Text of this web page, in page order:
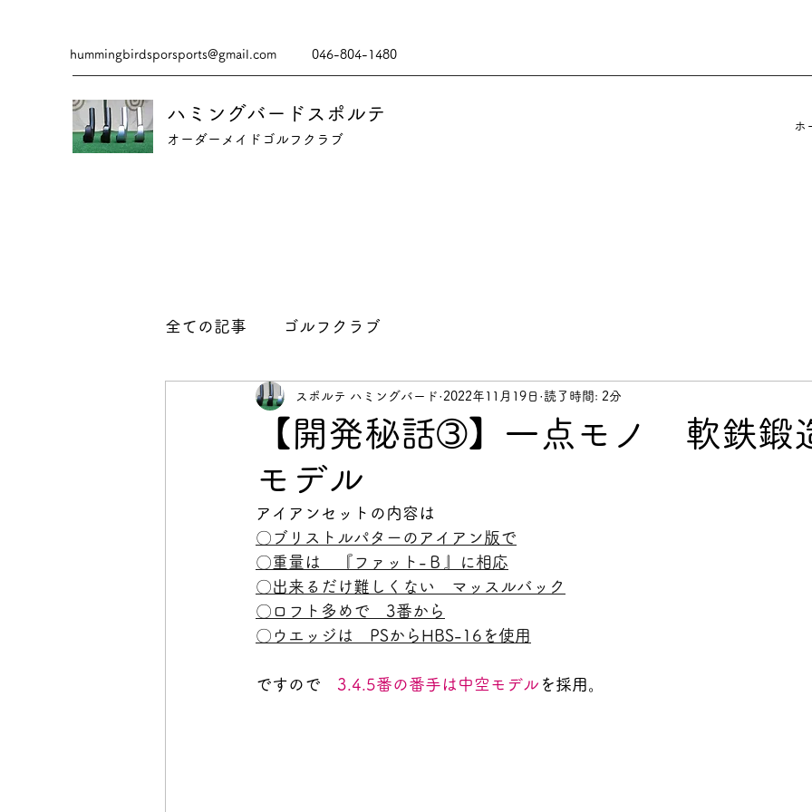
hummingbirdsporsports@gmail.com 046-804-1480
ハミングバードスポルテ
​​オーダーメイドゴルフクラブ
ホ
全ての記事 ゴルフクラブ
【開発秘話➂】一点モノ 軟鉄鍛
モデル
スポルテ ハミングバード 2022年11月19日 読了時間: 2分
アイアンセットの内容は
〇ブリストルパターのアイアン版で
〇重量は　『ファット-Ｂ』に相応
〇出来るだけ難しくない　マッスルバック
〇ロフト多めで　3番から
〇ウエッジは　PSからHBS-16を使用
ですので 3.4.5番の番手は中空モデル を採用。